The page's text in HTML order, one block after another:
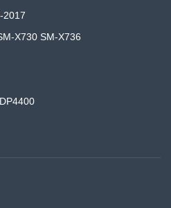
2017
X730 SM-X736